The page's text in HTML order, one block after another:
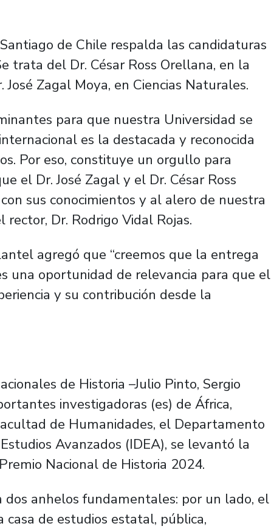
de Chile respalda las candidaturas
trata del Dr. César Ross Orellana, en la
Zagal Moya, en Ciencias Naturales.
para que nuestra Universidad se
es la destacada y reconocida
Por eso, constituye un orgullo para
el Dr. José Zagal y el Dr. César Ross
sus conocimientos y al alero de nuestra
rector, Dr. Rodrigo Vidal Rojas.
agregó que “creemos que la entrega
una oportunidad de relevancia para que el
y su contribución desde la
de Historia –Julio Pinto, Sergio
investigadoras (es) de África,
de Humanidades, el Departamento
Avanzados (IDEA), se levantó la
Nacional de Historia 2024.
dos anhelos fundamentales: por un lado, el
de estudios estatal, pública,